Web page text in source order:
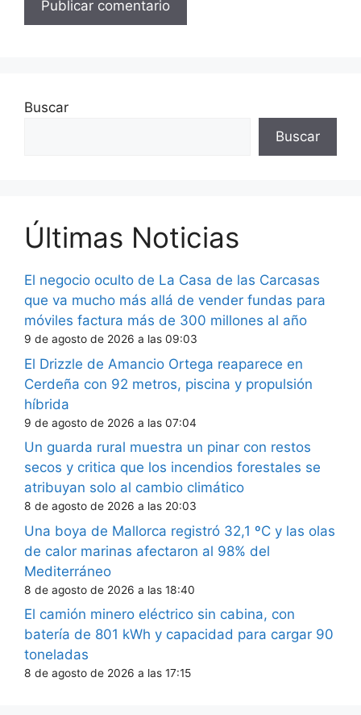
Buscar
Buscar
Últimas Noticias
El negocio oculto de La Casa de las Carcasas
que va mucho más allá de vender fundas para
móviles factura más de 300 millones al año
9 de agosto de 2026 a las 09:03
El Drizzle de Amancio Ortega reaparece en
Cerdeña con 92 metros, piscina y propulsión
híbrida
9 de agosto de 2026 a las 07:04
Un guarda rural muestra un pinar con restos
secos y critica que los incendios forestales se
atribuyan solo al cambio climático
8 de agosto de 2026 a las 20:03
Una boya de Mallorca registró 32,1 ºC y las olas
de calor marinas afectaron al 98% del
Mediterráneo
8 de agosto de 2026 a las 18:40
El camión minero eléctrico sin cabina, con
batería de 801 kWh y capacidad para cargar 90
toneladas
8 de agosto de 2026 a las 17:15